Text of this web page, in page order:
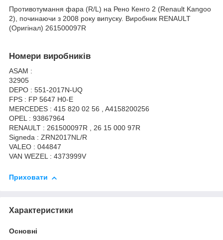
Противотумання фара (R/L) на Рено Кенго 2 (Renault Kangoo
2), починаючи з 2008 року випуску. Виробник RENAULT
(Оригінал) 261500097R
Номери виробників
ASAM :
32905
DEPO : 551-2017N-UQ
FPS : FP 5647 H0-E
MERCEDES : 415 820 02 56 , A4158200256
OPEL : 93867964
RENAULT : 261500097R , 26 15 000 97R
Signeda : ZRN2017NL/R
VALEO : 044847
VAN WEZEL : 4373999V
Приховати
Характеристики
Основні